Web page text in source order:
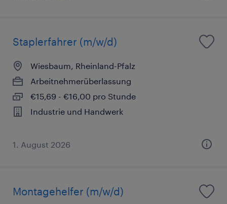
Staplerfahrer (m/w/d)
Wiesbaum, Rheinland-Pfalz
Arbeitnehmerüberlassung
€15,69 - €16,00 pro Stunde
Industrie und Handwerk
1. August 2026
Montagehelfer (m/w/d)